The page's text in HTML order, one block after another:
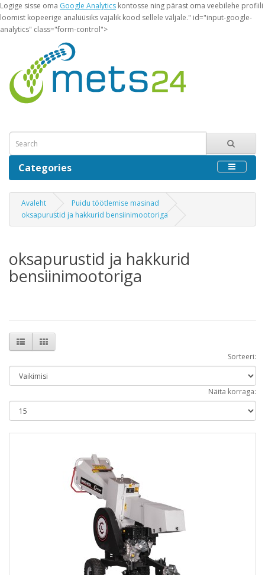
Logige sisse oma Google Analytics kontosse ning pärast oma veebilehe profiili
loomist kopeerige analüüsiks vajalik kood sellele väljale." id="input-google-
analytics" class="form-control">
Categories
Avaleht
Puidu töötlemise masinad
oksapurustid ja hakkurid bensiinimootoriga
oksapurustid ja hakkurid
bensiinimootoriga
Sorteeri:
Näita korraga: